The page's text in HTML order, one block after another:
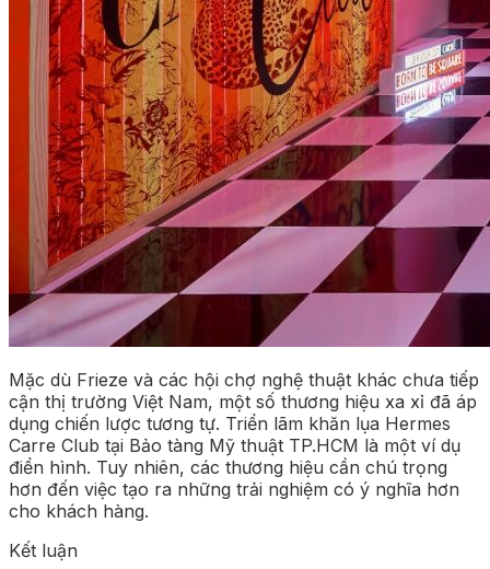
Mặc dù Frieze và các hội chợ nghệ thuật khác chưa tiếp
cận thị trường Việt Nam, một số thương hiệu xa xỉ đã áp
dụng chiến lược tương tự. Triển lãm khăn lụa Hermes
Carre Club tại Bảo tàng Mỹ thuật TP.HCM là một ví dụ
điển hình. Tuy nhiên, các thương hiệu cần chú trọng
hơn đến việc tạo ra những trải nghiệm có ý nghĩa hơn
cho khách hàng.
Kết luận